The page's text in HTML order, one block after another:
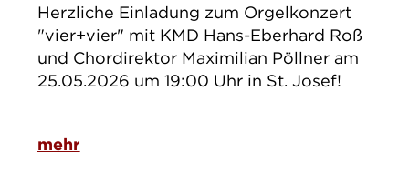
Herzliche Einladung zum Orgelkonzert
"vier+vier" mit KMD Hans-Eberhard Roß
und Chordirektor Maximilian Pöllner am
25.05.2026 um 19:00 Uhr in St. Josef!
mehr